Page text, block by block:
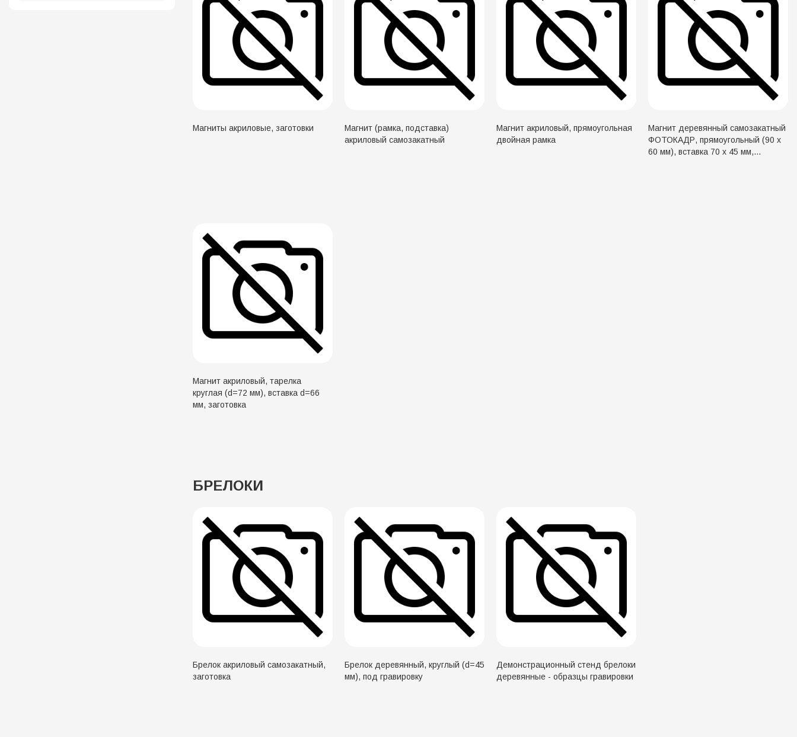
Магниты акриловые, заготовки
Магнит (рамка, подставка)
акриловый самозакатный
Магнит акриловый, прямоугольная
двойная рамка
Магнит деревянный самозакатный
ФОТОКАДР, прямоугольный (90 x
60 мм), вставка 70 x 45 мм,
Магнит акриловый, тарелка
круглая (d=72 мм), вставка d=66
мм, заготовка
БРЕЛОКИ
Брелок акриловый самозакатный,
заготовка
Брелок деревянный, круглый (d=45
мм), под гравировку
Демонстрационный стенд брелоки
деревянные - образцы гравировки